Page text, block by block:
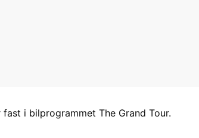
i bilprogrammet The Grand Tour.